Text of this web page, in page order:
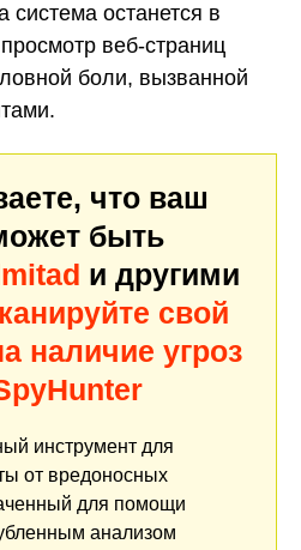
система останется в
веб-страниц
боли, вызванной
что ваш
быть
и другими
свой
наличие угроз
инструмент для
от вредоносных
для помощи
анализом